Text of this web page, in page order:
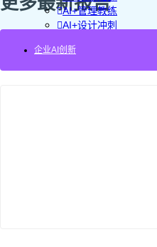
AI+管理教练
AI+设计冲刺
AI+创新指南2025
企业AI创新